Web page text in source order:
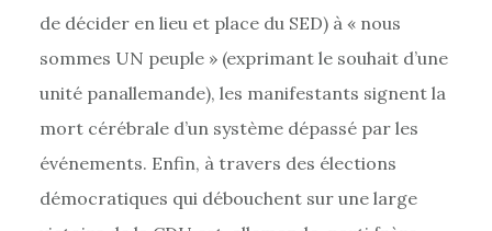
de décider en lieu et place du SED) à « nous
sommes UN peuple » (exprimant le souhait d’une
unité panallemande), les manifestants signent la
mort cérébrale d’un système dépassé par les
événements. Enfin, à travers des élections
démocratiques qui débouchent sur une large